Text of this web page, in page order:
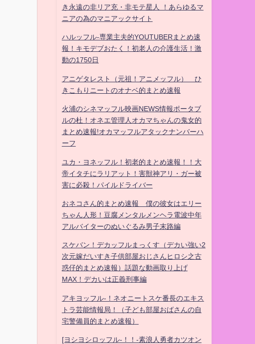
き永遠の非リア充・非モテ星人 ！あらゆるマ
ニアの為のマニアックサイト
ハルッフル-専業主夫的YOUTUBERまとめ速
報！キモデブおたく！初老人の介護生活！激
動の1750日
アニゲタレスト（元祖！アニメッフル） ひ
きこもりニートのオナベ的まとめ速報
火浦のシネマッフル映画NEWS情報ポータブ
ルの杜！オネエ管理人オカマちゃんの鬼女的
まとめ速報!オカマッフルアタックナンバーハ
ーフ
ユカ・ヨネッフル！初老的まとめ速報！！大
帝イタチにラリアット！害獣神アリ・ガー被
害に必殺！パイルドライバー
おネコさん的まとめ速報 僕の彼女はエリー
ちゃん人形！豆腐メンタルメンヘラ電波中年
アルバイターのぬいぐるみ男子末路編
スケバン！デカッフルまっくす（デカい強い2
次元嫁だいすき子供部屋おじさんヒロシ之古
惑仔的まとめ速報）話題な動画取り上げ
MAX！デカいは正義刑事編
アキヨッフル-！ネオニートスケ番長のエキス
トラ芸能情報局！（子ども部屋おばさんの自
宅警備員的まとめ速報）
[ヨシヨシロッフル-！！-素浪人勇者カツオン